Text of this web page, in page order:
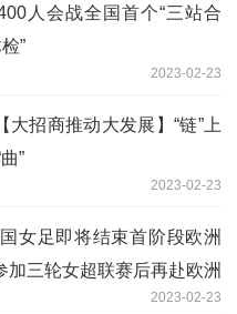
人会战全国首个“三站合
”
2023-02-23
大招商推动大发展】“链”上
”
2023-02-23
女足即将结束首阶段欧洲
加三轮女超联赛后再赴欧洲
2023-02-23